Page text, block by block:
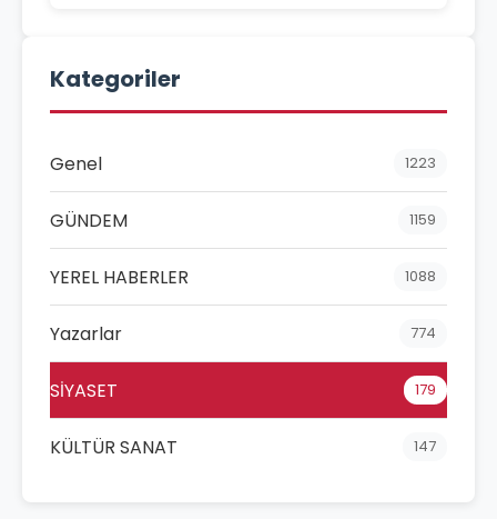
Kategoriler
Genel 1223
GÜNDEM 1159
YEREL HABERLER 1088
Yazarlar 774
SİYASET 179
KÜLTÜR SANAT 147